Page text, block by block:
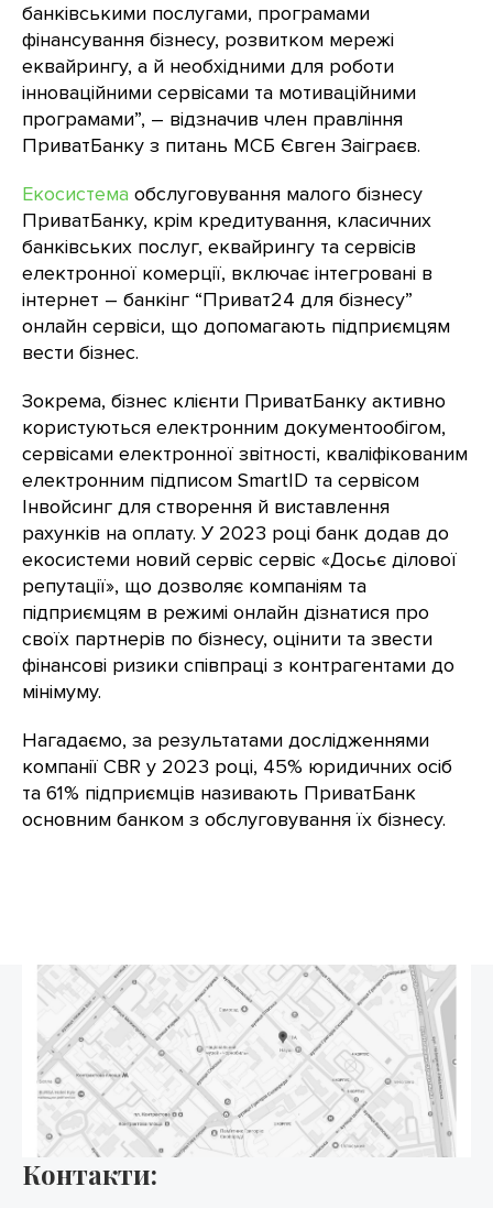
банківськими послугами, програмами
фінансування бізнесу, розвитком мережі
еквайрингу, а й необхідними для роботи
інноваційними сервісами та мотиваційними
програмами”, – відзначив член правління
ПриватБанку з питань МСБ Євген Заіграєв.
Екосистема обслуговування малого бізнесу
ПриватБанку, крім кредитування, класичних
банківських послуг, еквайрингу та сервісів
електронної комерції, включає інтегровані в
інтернет – банкінг “Приват24 для бізнесу”
онлайн сервіси, що допомагають підприємцям
вести бізнес.
Зокрема, бізнес клієнти ПриватБанку активно
користуються електронним документообігом,
сервісами електронної звітності, кваліфікованим
електронним підписом SmartID та сервісом
Інвойсинг для створення й виставлення
рахунків на оплату. У 2023 році банк додав до
екосистеми новий сервіс сервіс «Досьє ділової
репутації», що дозволяє компаніям та
підприємцям в режимі онлайн дізнатися про
своїх партнерів по бізнесу, оцінити та звести
фінансові ризики співпраці з контрагентами до
мінімуму.
Нагадаємо, за результатами дослідженнями
компанії CBR у 2023 році, 45% юридичних осіб
та 61% підприємців називають ПриватБанк
основним банком з обслуговування їх бізнесу.
Контакти: